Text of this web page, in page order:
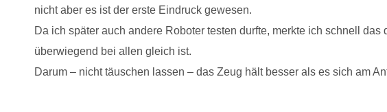
nicht aber es ist der erste Eindruck gewesen.
Da ich später auch andere Roboter testen durfte, merkte ich schnell das
überwiegend bei allen gleich ist.
Darum – nicht täuschen lassen – das Zeug hält besser als es sich am